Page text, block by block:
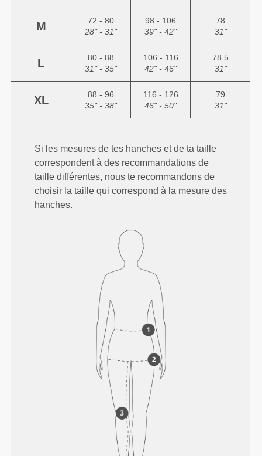
M
72 - 80
28" - 31"
98 - 106
39" - 42"
78
31"
L
80 - 88
31" - 35"
106 - 116
42" - 46"
78.5
31"
XL
88 - 96
35" - 38"
116 - 126
46" - 50"
79
31"
Si les mesures de tes hanches et de ta taille
correspondent à des recommandations de
taille différentes, nous te recommandons de
choisir la taille qui correspond à la mesure des
hanches.